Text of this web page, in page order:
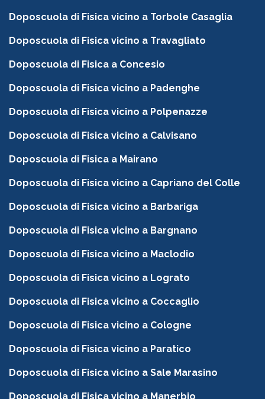
Doposcuola di Fisica vicino a Torbole Casaglia
Doposcuola di Fisica vicino a Travagliato
Doposcuola di Fisica a Concesio
Doposcuola di Fisica vicino a Padenghe
Doposcuola di Fisica vicino a Polpenazze
Doposcuola di Fisica vicino a Calvisano
Doposcuola di Fisica a Mairano
Doposcuola di Fisica vicino a Capriano del Colle
Doposcuola di Fisica vicino a Barbariga
Doposcuola di Fisica vicino a Bargnano
Doposcuola di Fisica vicino a Maclodio
Doposcuola di Fisica vicino a Lograto
Doposcuola di Fisica vicino a Coccaglio
Doposcuola di Fisica vicino a Cologne
Doposcuola di Fisica vicino a Paratico
Doposcuola di Fisica vicino a Sale Marasino
Doposcuola di Fisica vicino a Manerbio